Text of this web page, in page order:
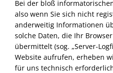
Bei der bloß
also wenn Sie sich nicht
anderweitig Informationen
solche Daten, die Ihr
übermittelt (sog. „Server-
Website aufrufen, erheben
für uns technisch